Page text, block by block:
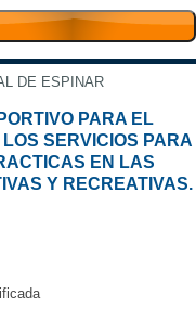
DE ESPINAR
PARA EL
SERVICIOS PARA
EN LAS
Y RECREATIVAS.